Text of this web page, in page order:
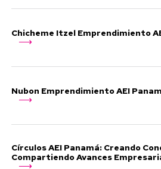
Chicheme Itzel Emprendimiento
Nubon Emprendimiento AEI
Círculos AEI Panamá: Creando
Compartiendo Avances